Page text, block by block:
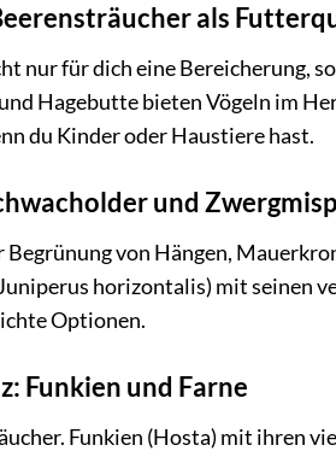
als
nur für dich eine Bereicherung,
Hagebutte bieten Vögeln im
du Kinder oder Haustiere hast.
und
von Hängen,
horizontalis) mit seinen
Optionen.
Funkien und Farne
Funkien (Hosta) mit ihren